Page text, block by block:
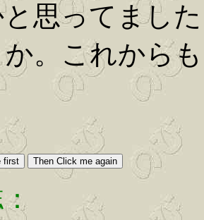
思ってまし
。これから